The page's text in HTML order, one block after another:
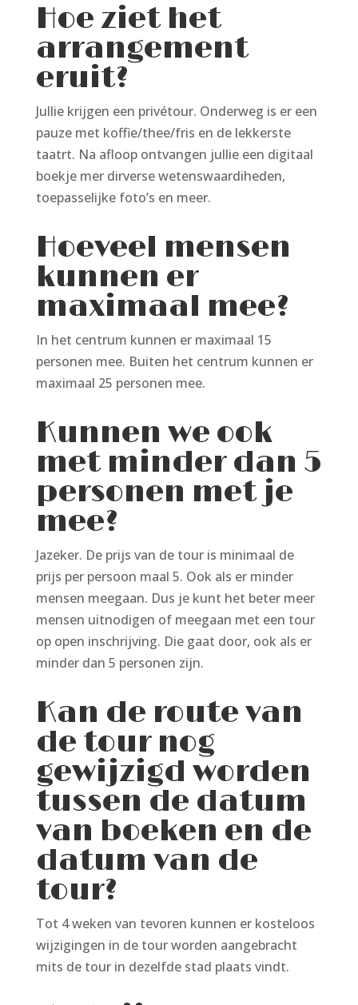
Hoe ziet het
arrangement
eruit?
Jullie krijgen een privétour. Onderweg is er een
pauze met koffie/thee/fris en de lekkerste
taatrt. Na afloop ontvangen jullie een digitaal
boekje mer dirverse wetenswaardiheden,
toepasselijke foto’s en meer.
Hoeveel mensen
kunnen er
maximaal mee?
In het centrum kunnen er maximaal 15
personen mee. Buiten het centrum kunnen er
maximaal 25 personen mee.
Kunnen we ook
met minder dan 5
personen met je
mee?
Jazeker. De prijs van de tour is minimaal de
prijs per persoon maal 5. Ook als er minder
mensen meegaan. Dus je kunt het beter meer
mensen uitnodigen of meegaan met een tour
op open inschrijving. Die gaat door, ook als er
minder dan 5 personen zijn.
Kan de route van
de tour nog
gewijzigd worden
tussen de datum
van boeken en de
datum van de
tour?
Tot 4 weken van tevoren kunnen er kosteloos
wijzigingen in de tour worden aangebracht
mits de tour in dezelfde stad plaats vindt.